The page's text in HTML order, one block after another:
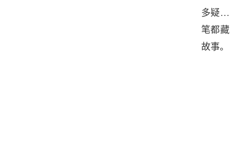
多疑
笔都
故事。